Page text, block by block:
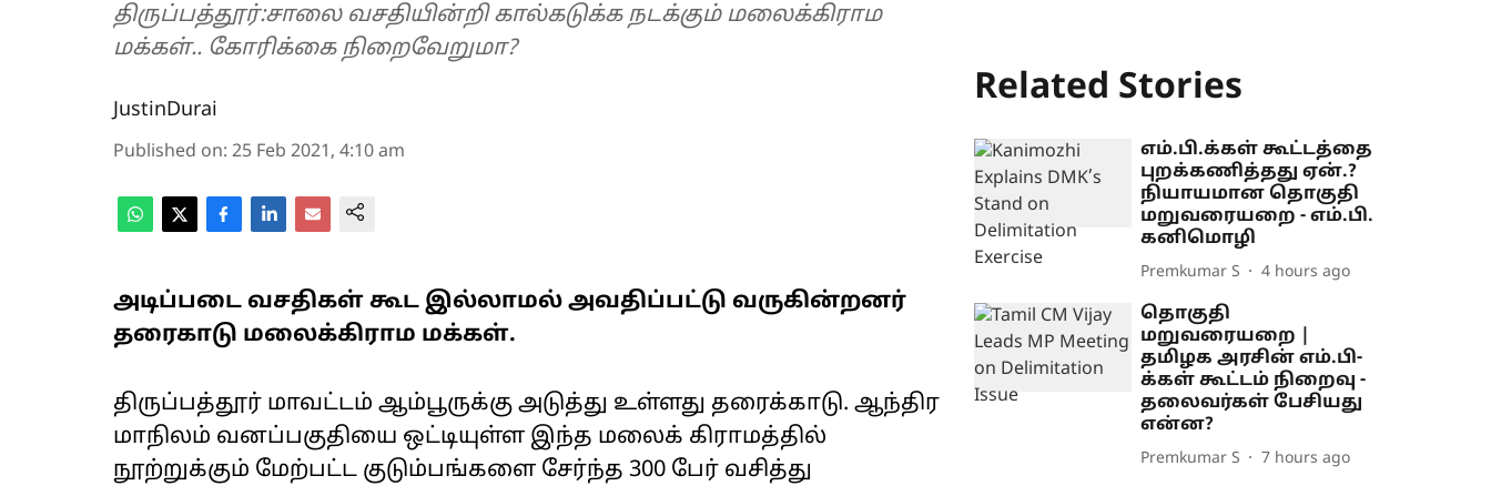
திருப்பத்தூர்:சாலை வசதியின்றி கால்கடுக்க நடக்கும் மலைக்கிராம
மக்கள்.. கோரிக்கை நிறைவேறுமா?
JustinDurai
Published on: 25 Feb 2021, 4:10 am
அடிப்படை வசதிகள் கூட இல்லாமல் அவதிப்பட்டு வருகின்றனர்
தரைகாடு மலைக்கிராம மக்கள்.
திருப்பத்தூர் மாவட்டம் ஆம்பூருக்கு அடுத்து உள்ளது தரைக்காடு. ஆந்திர
மாநிலம் வனப்பகுதியை ஒட்டியுள்ள இந்த மலைக் கிராமத்தில்
நூற்றுக்கும் மேற்பட்ட குடும்பங்களை சேர்ந்த 300 பேர் வசித்து
Related Stories
எம்.பி.க்கள் கூட்டத்தை
புறக்கணித்தது ஏன்.?
நியாயமான தொகுதி
மறுவரையறை - எம்.பி.
கனிமொழி
Premkumar S 4 hours ago
தொகுதி
மறுவரையறை |
தமிழக அரசின் எம்.பி-
க்கள் கூட்டம் நிறைவு -
தலைவர்கள் பேசியது
என்ன?
Premkumar S 7 hours ago